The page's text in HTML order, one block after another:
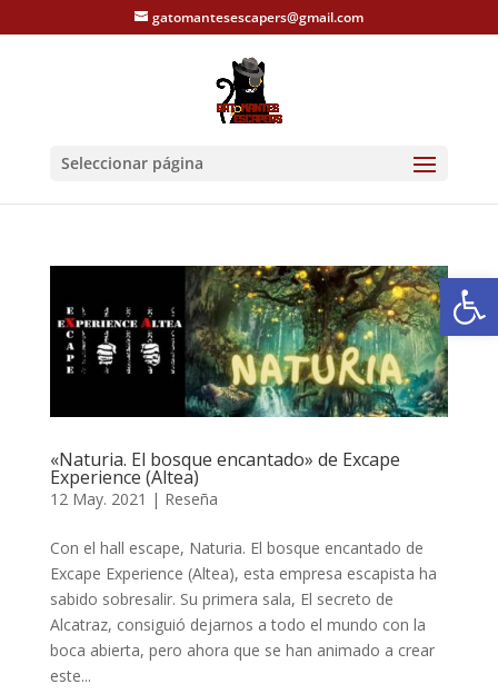
gatomantesescapers@gmail.com
Seleccionar página
«Naturia. El bosque encantado» de Excape
Experience (Altea)
12 May. 2021 | Reseña
Con el hall escape, Naturia. El bosque encantado de
Excape Experience (Altea), esta empresa escapista ha
sabido sobresalir. Su primera sala, El secreto de
Alcatraz, consiguió dejarnos a todo el mundo con la
boca abierta, pero ahora que se han animado a crear
este...